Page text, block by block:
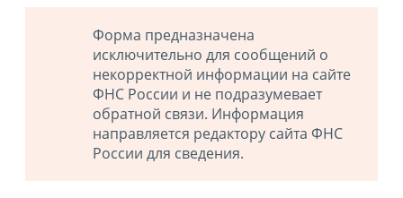
Форма предназначена
исключительно для сообщений о
некорректной информации на сайте
ФНС России и не подразумевает
обратной связи. Информация
направляется редактору сайта ФНС
России для сведения.